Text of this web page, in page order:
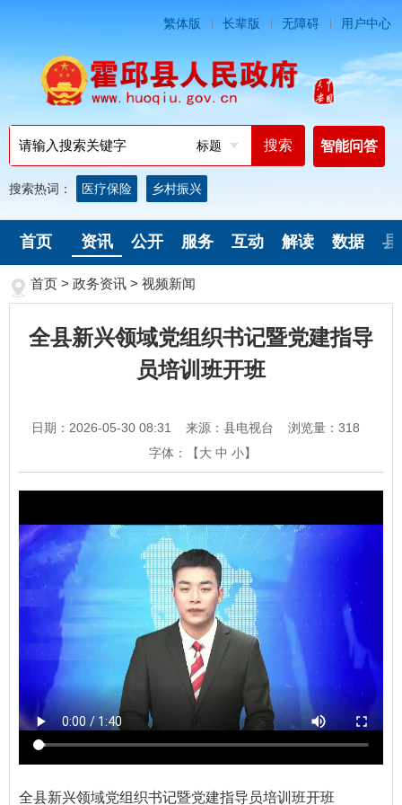
繁体版 长辈版 无障碍 用户中心
标题 智能问答
搜索热词： 医疗保险 乡村振兴
首页 资讯 公开 服务 互动 解读 数据 县
首页 > 政务资讯 > 视频新闻
全县新兴领域党组织书记暨党建指导
员培训班开班
日期：2026-05-30 08:31 来源：县电视台 浏览量： 318
字体：【大 中 小】
全县新兴领域党组织书记暨党建指导员培训班开班